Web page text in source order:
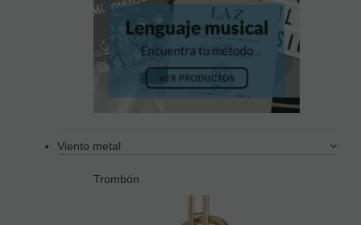
Viento metal
Trombón